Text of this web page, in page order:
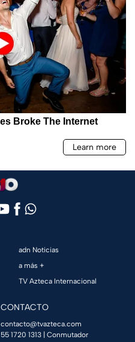
adn Noticias
a más +
TV Azteca Internacional
CONTACTO
contacto@tvazteca.com
55 1720 1313 | Conmutador